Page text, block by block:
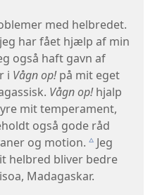
med helbredet.
har fået hjælp af min
også haft gavn af
i Vågn op!på mit eget
Vågn op!hjalp
mit temperament,
også gode råd
og motion. c Jeg
helbred bliver bedre
Madagaskar.